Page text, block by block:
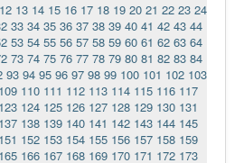
12 13 14 15 16 17 18 19 20 21 22 23 24
33 34 35 36 37 38 39 40 41 42 43 44
53 54 55 56 57 58 59 60 61 62 63 64
73 74 75 76 77 78 79 80 81 82 83 84
93 94 95 96 97 98 99 100 101 102 103
109 110 111 112 113 114 115 116 117
123 124 125 126 127 128 129 130 131
137 138 139 140 141 142 143 144 145
151 152 153 154 155 156 157 158 159
165 166 167 168 169 170 171 172 173